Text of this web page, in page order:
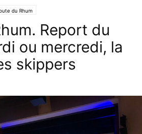
du Rhum
Report du
ou mercredi, la
skippers